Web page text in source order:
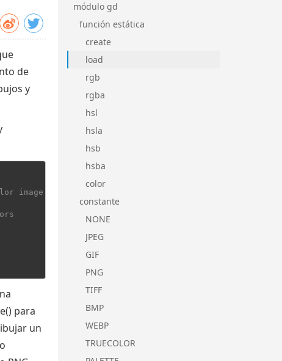
de
y
image
para
un
módulo gd
función estática
create
load
rgb
rgba
hsl
hsla
hsb
hsba
color
constante
NONE
JPEG
GIF
PNG
TIFF
BMP
WEBP
TRUECOLOR